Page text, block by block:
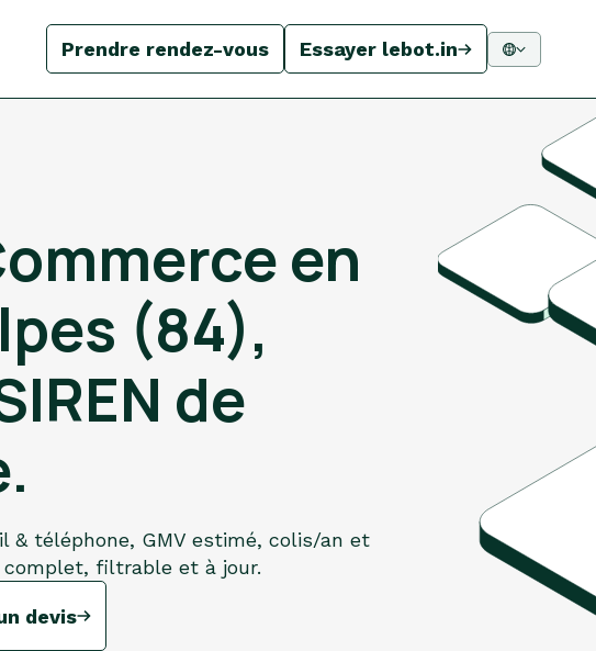
Prendre rendez-vous Essayer lebot.in
en
(84),
de
& téléphone, GMV estimé, colis/an et
filtrable et à jour.
devis